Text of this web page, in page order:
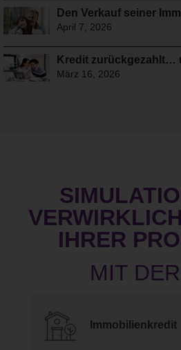
Den Verkauf seiner
April 7, 2026
Kredit zurückgezahlt…
März 16, 2026
IHRER
Immobilienkredit